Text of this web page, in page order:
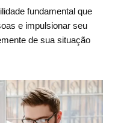
fundamental que
e impulsionar seu
de sua situação